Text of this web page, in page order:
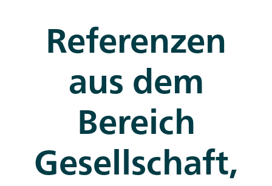
Referenzen
aus dem
Bereich
Gesellschaft,